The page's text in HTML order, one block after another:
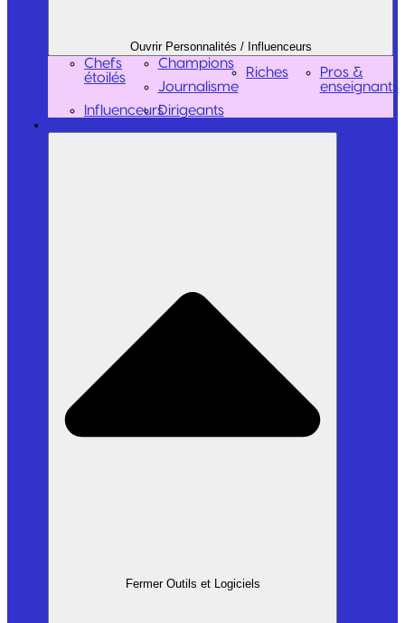
Ouvrir Personnalités / Influenceurs
Chefs
étoilés
Champions
Journalisme
InfluenceursDirigeants
Riches
Pros &
enseignants
Fermer Outils et Logiciels